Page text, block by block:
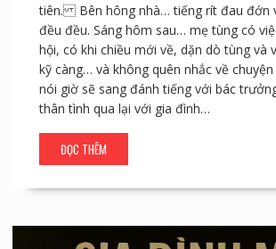
tiên. Bên hông nhà… tiếng rít đau đớn
đều đều. Sáng hôm sau… mẹ tùng có
hội, có khi chiều mới về, dặn dò tùng và
kỹ càng… và không quên nhắc về
nói giờ sẽ sang đánh tiếng với bác
thân tình qua lại với gia đình…
ĐỌC THÊM